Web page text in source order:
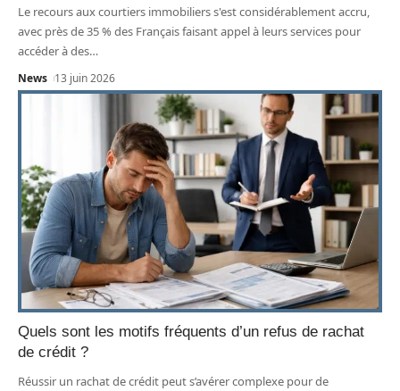
Le recours aux courtiers immobiliers s'est considérablement accru,
avec près de 35 % des Français faisant appel à leurs services pour
accéder à des…
News 13 juin 2026
Quels sont les motifs fréquents d’un refus de rachat
de crédit ?
Réussir un rachat de crédit peut s’avérer complexe pour de